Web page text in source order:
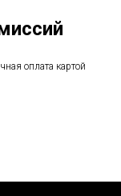
оплата картой